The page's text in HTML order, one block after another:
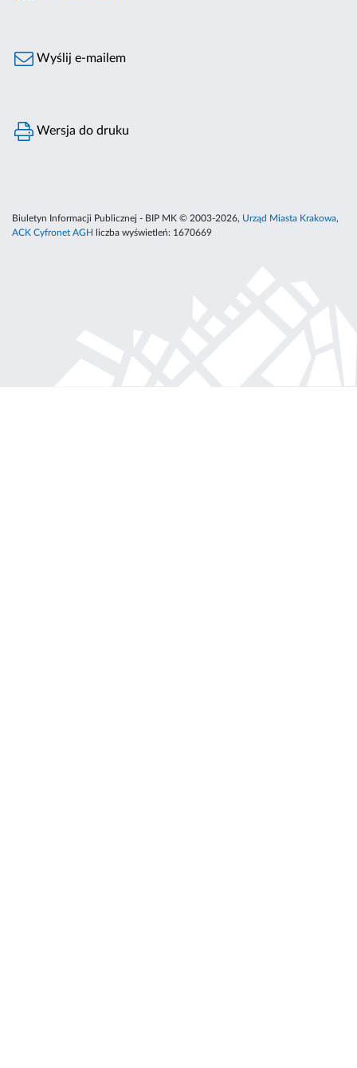
Wyślij e-mailem
Wersja do druku
Biuletyn Informacji Publicznej - BIP MK © 2003-2026, Urząd Miasta Krakowa,
ACK Cyfronet AGH
liczba wyświetleń: 1670669